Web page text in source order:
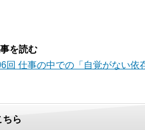
を読む
回 仕事の中での「自覚がない依
ちら